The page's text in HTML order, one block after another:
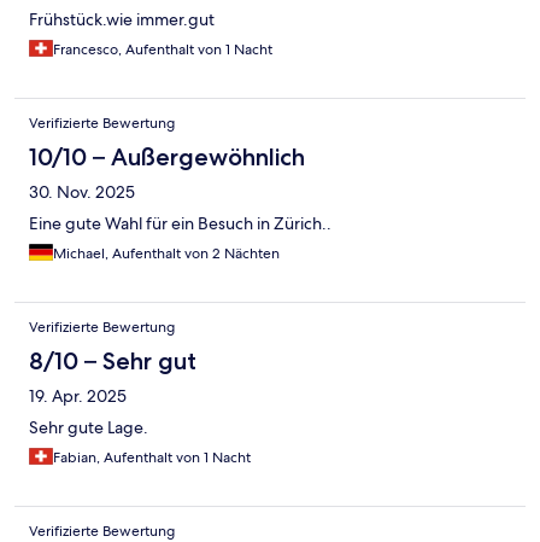
Frühstück.wie immer.gut
Francesco, Aufenthalt von 1 Nacht
Verifizierte Bewertung
10/10 – Außergewöhnlich
30. Nov. 2025
Eine gute Wahl für ein Besuch in Zürich..
Michael, Aufenthalt von 2 Nächten
Verifizierte Bewertung
8/10 – Sehr gut
19. Apr. 2025
Sehr gute Lage.
Fabian, Aufenthalt von 1 Nacht
Verifizierte Bewertung